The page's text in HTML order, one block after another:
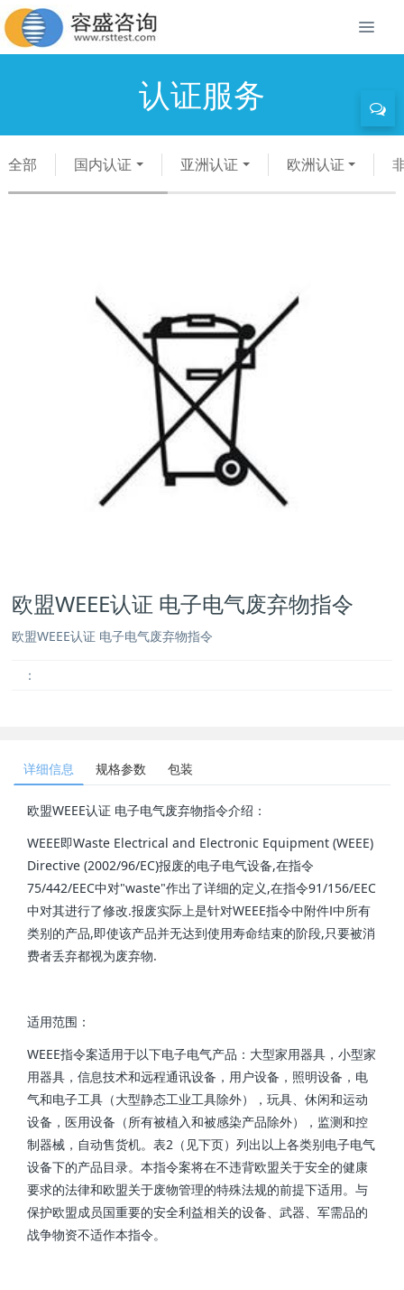
认证服务
全部 国内认证 亚洲认证 欧洲认证
欧盟WEEE认证 电子电气废弃物指令
欧盟WEEE认证 电子电气废弃物指令
：
详细信息 规格参数 包装
欧盟WEEE认证 电子电气废弃物指令介绍：
WEEE即Waste Electrical and Electronic Equipment (WEEE)
Directive (2002/96/EC)报废的电子电气设备,在指令
75/442/EEC中对"waste"作出了详细的定义,在指令91/156/EEC
中对其进行了修改.报废实际上是针对WEEE指令中附件Ⅰ中所有
类别的产品,即使该产品并无达到使用寿命结束的阶段,只要被消
费者丢弃都视为废弃物.
适用范围：
WEEE指令案适用于以下电子电气产品：大型家用器具，小型家
用器具，信息技术和远程通讯设备，用户设备，照明设备，电
气和电子工具（大型静态工业工具除外），玩具、休闲和运动
设备，医用设备（所有被植入和被感染产品除外），监测和控
制器械，自动售货机。表2（见下页）列出以上各类别电子电气
设备下的产品目录。本指令案将在不违背欧盟关于安全的健康
要求的法律和欧盟关于废物管理的特殊法规的前提下适用。与
保护欧盟成员国重要的安全利益相关的设备、武器、军需品的
战争物资不适作本指令。